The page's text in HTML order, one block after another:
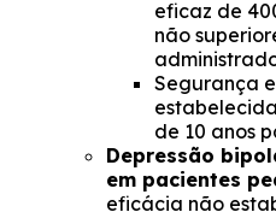
eficaz de
não
Segurança
de 10 anos
Depressão
em pacientes
eficácia não